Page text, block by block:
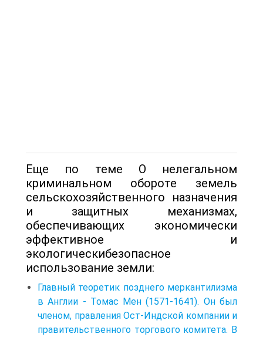
Еще по теме О нелегальном
криминальном обороте земель
сельскохозяйственного назначения
и защитных механизмах,
обеспечивающих экономически
эффективное и
экологическибезопасное
использование земли:
Главный теоретик позднего меркантилизма
в Англии - Томас Мен (1571-1641). Он был
членом, правления Ост-Индской компании и
правительственного торгового комитета. В